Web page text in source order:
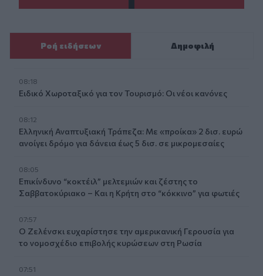
Ροή ειδήσεων Δημοφιλή
08:18
Ειδικό Χωροταξικό για τον Τουρισμό: Οι νέοι κανόνες
08:12
Ελληνική Αναπτυξιακή Τράπεζα: Με «προίκα» 2 δισ. ευρώ
ανοίγει δρόμο για δάνεια έως 5 δισ. σε μικρομεσαίες
08:05
Επικίνδυνο “κοκτέιλ” μελτεμιών και ζέστης το
Σαββατοκύριακο – Και η Κρήτη στο “κόκκινο” για φωτιές
07:57
Ο Ζελένσκι ευχαρίστησε την αμερικανική Γερουσία για
το νομοσχέδιο επιβολής κυρώσεων στη Ρωσία
07:51